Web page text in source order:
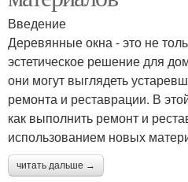
Введение
Деревянные окна - это не
эстетическое решение для
они могут выглядеть
ремонта и реставрации. В
как выполнить ремонт и
использованием новых
читать дальше →